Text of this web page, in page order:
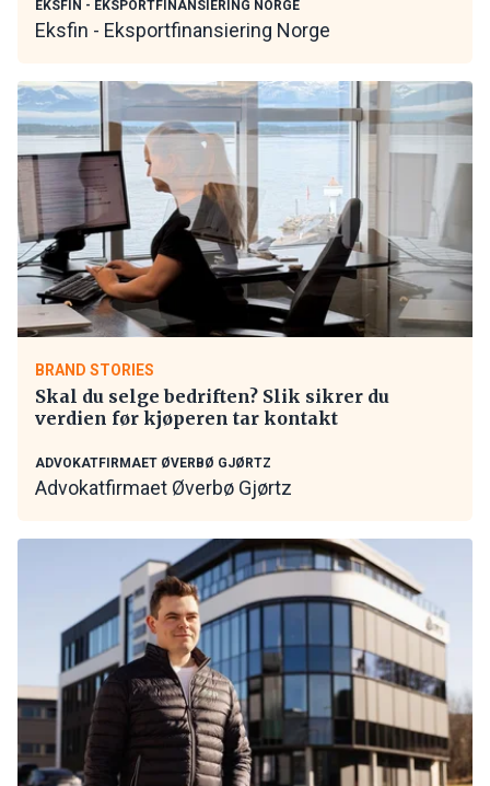
EKSFIN - EKSPORTFINANSIERING NORGE
Eksfin - Eksportfinansiering Norge
BRAND STORIES
Skal du selge bedriften? Slik sikrer du
verdien før kjøperen tar kontakt
ADVOKATFIRMAET ØVERBØ GJØRTZ
Advokatfirmaet Øverbø Gjørtz